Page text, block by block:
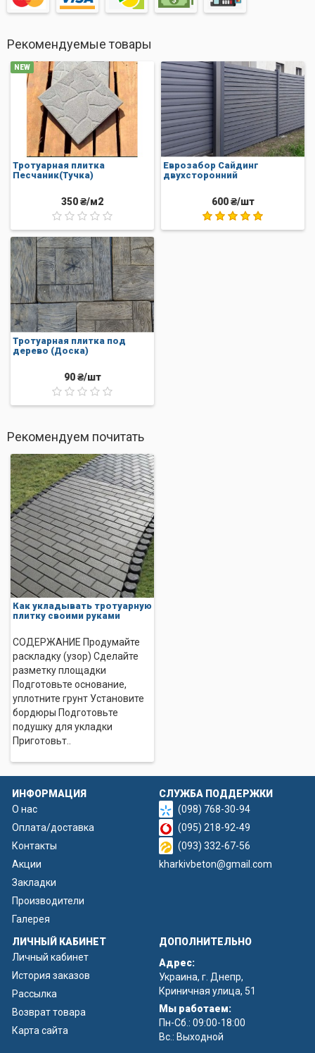
Долговечность(более15лет)
Быстрая доставка
Профессиональная укладка
Купить плитку Старый город можно у нас на производстве
или заказать доставку, наши менеджеры с удовольствием
помогут Вам сделать правильный выбор.
Рекомендуемые товары
NEW
Тротуарная плитка
Песчаник(Тучка)
350 ₴/м2
Еврозабор Сайдинг
двухсторонний
600 ₴/шт
Тротуарная плитка под
дерево (Доска)
90 ₴/шт
Рекомендуем почитать
Как укладывать тротуарную
плитку своими руками
СОДЕРЖАНИЕ Продумайте
раскладку (узор) Сделайте
разметку площадки
Подготовьте основание,
уплотните грунт Установите
бордюры Подготовьте
подушку для укладки
Приготовьт..
ИНФОРМАЦИЯ
О нас
Оплата/доставка
Контакты
Акции
Закладки
Производители
Галерея
СЛУЖБА ПОДДЕРЖКИ
(098) 768-30-94
(095) 218-92-49
(093) 332-67-56
kharkivbeton@gmail.com
ЛИЧНЫЙ КАБИНЕТ
Личный кабинет
История заказов
Рассылка
Возврат товара
Карта сайта
ДОПОЛНИТЕЛЬНО
Адрес:
Украина, г. Днепр,
Криничная улица, 51
Мы работаем:
Пн-Сб.: 09:00-18:00
Вс.: Выходной